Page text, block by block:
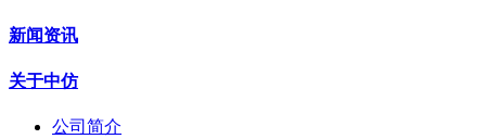
新闻资讯
关于中仿
公司简介